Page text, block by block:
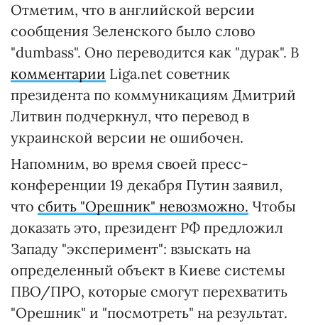
Отметим, что в английской версии
сообщения Зеленского было слово
"dumbass". Оно переводится как "дурак". В
комментарии Liga.net советник
президента по коммуникациям Дмитрий
Литвин подчеркнул, что перевод в
украинской версии не ошибочен.
Напомним, во время своей пресс-
конференции 19 декабря Путин заявил,
что сбить "Орешник" невозможно. Чтобы
доказать это, президент РФ предложил
Западу "эксперимент": взыскать на
определенный объект в Киеве системы
ПВО/ПРО, которые смогут перехватить
"Орешник" и "посмотреть" на результат.